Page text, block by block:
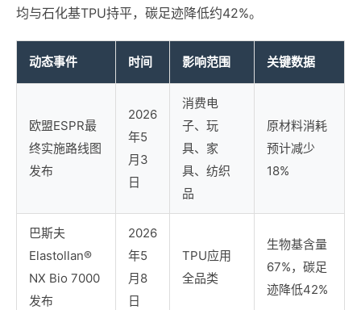
均与石化基TPU持平，碳足迹降低约42%。
动态事件 时间 影响范围 关键数据
欧盟ESPR最
终实施路线图
发布
2026
年5
月3
日
消费电
子、玩
具、家
具、纺织
品
原材料消耗
预计减少
18%
巴斯夫
Elastollan®
NX Bio 7000
发布
2026
年5
月8
日
TPU应用
全品类
生物基含量
67%，碳足
迹降低42%